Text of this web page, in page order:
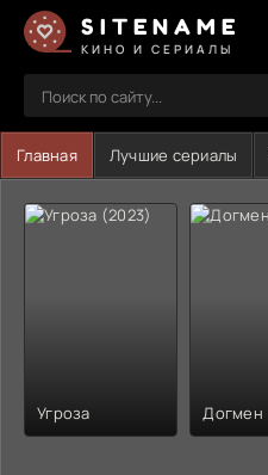
SITENAME
КИНО И СЕРИАЛЫ
Главная Лучшие сериалы
Угроза Догмен